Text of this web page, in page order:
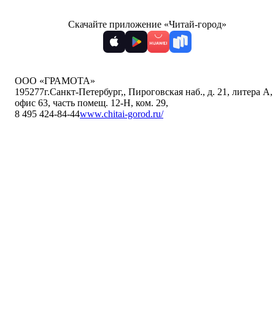
Скачайте приложение «Читай-город»
ООО «ГРАМОТА»
195277г.Санкт-Петербург,, Пироговская наб., д. 21, литера А,
офис 63, часть помещ. 12-Н, ком. 29,
8 495 424-84-44www.chitai-gorod.ru/